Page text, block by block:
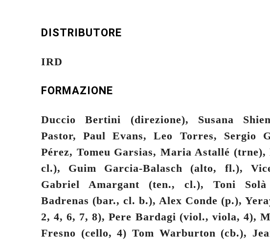
DISTRIBUTORE
IRD
FORMAZIONE
Duccio Bertini (direzione), Susana
Pastor, Paul Evans, Leo Torres, Sergio
Pérez, Tomeu Garsias, Maria Astallé
cl.), Guim Garcia-Balasch (alto, fl.),
Gabriel Amargant (ten., cl.), Toni
Badrenas (bar., cl. b.), Alex Conde (p.),
2, 4, 6, 7, 8), Pere Bardagi (viol., viola, 4),
Fresno (cello, 4) Tom Warburton (cb.),